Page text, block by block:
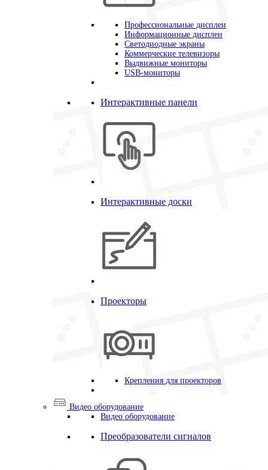
Профессиональные дисплеи
Информационные дисплеи
Светодиодные экраны
Коммерческие телевизоры
Выдвижные мониторы
USB-мониторы
Интерактивные панели
Интерактивные доски
Проекторы
Крепления для проекторов
Видео оборудование
Видео оборудование
Преобразователи сигналов